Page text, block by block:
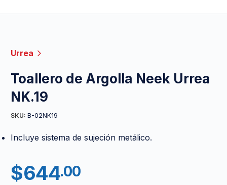
Urrea
Toallero de Argolla Neek Urrea
NK.19
SKU: B-02NK19
Incluye sistema de sujeción metálico.
$644.00